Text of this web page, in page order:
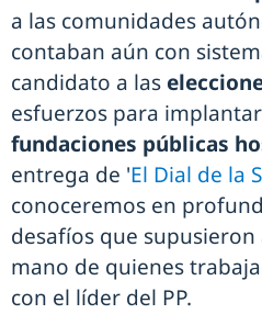
a las comunidades
contaban aún con
candidato a las
esfuerzos para
fundaciones públicas
entrega de 'El Dial de la
conoceremos en
desafíos que
mano de quienes
con el líder del PP.